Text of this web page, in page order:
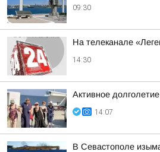
09:30
На телеканале
14:30
Активное
14:07
В Севастополе